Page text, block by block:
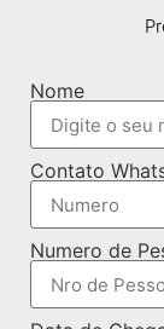
Nome
Contato
Numero de